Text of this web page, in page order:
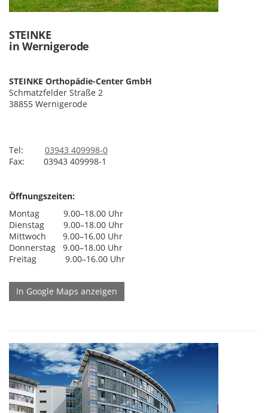
STEINKE
in Wernigerode
STEINKE Orthopädie-Center GmbH
Schmatzfelder Straße 2
38855 Wernigerode
Tel: 03943 409998-0
Fax: 03943 409998-1
Öffnungszeiten:
Montag 9.00–18.00 Uhr
Dienstag 9.00–18.00 Uhr
Mittwoch 9.00–16.00 Uhr
Donnerstag 9.00–18.00 Uhr
Freitag 9.00–16.00 Uhr
In Google Maps anzeigen